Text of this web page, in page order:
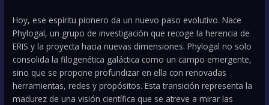
Hoy, ese espíritu pionero da un nuevo paso evolutivo. Nace
Phylogal, un grupo de investigación que recoge la herencia de
ERIS y la proyecta hacia nuevas dimensiones. Phylogal no solo
consolida la filogenética galáctica como un campo emergente,
sino que se propone profundizar en ella con renovadas
herramientas, redes y propósitos. Esta transición representa la
madurez de una visión científica que se atreve a mirar las